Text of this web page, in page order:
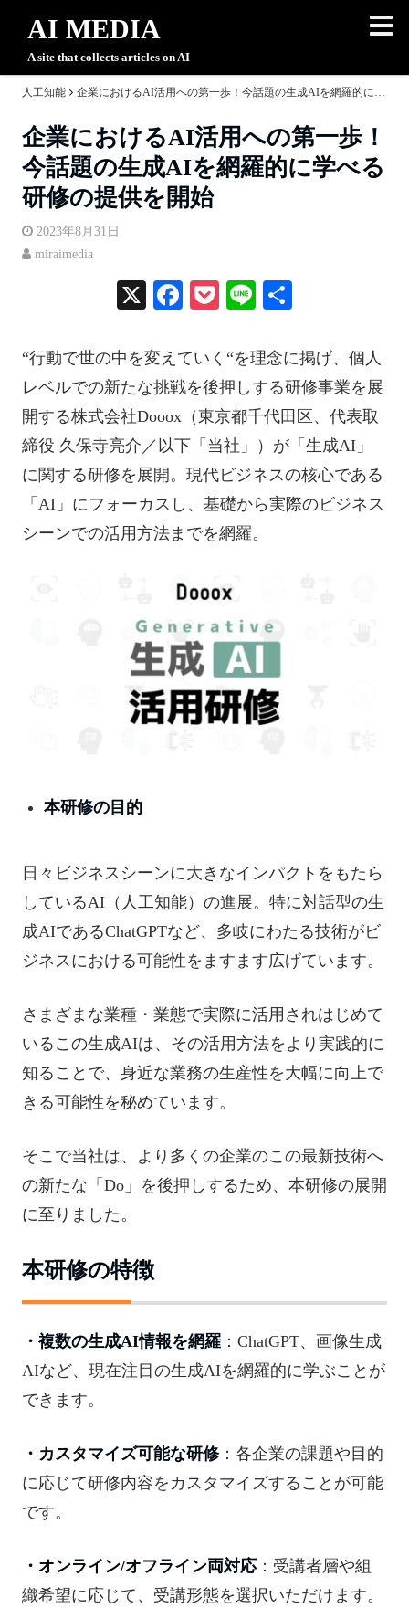
AI MEDIA
A site that collects articles on AI
人工知能 企業におけるAI活用への第一歩！今話題の生成AIを網羅的に学べる研修の提供を開始
企業におけるAI活用への第一歩！
今話題の生成AIを網羅的に学べる
研修の提供を開始
2023年8月31日
miraimedia
X
Fa
bo
ok
P
ke
t
Li
“行動で世の中を変えていく“を理念に掲げ、個人
レベルでの新たな挑戦を後押しする研修事業を展
開する株式会社Dooox（東京都千代田区、代表取
締役 久保寺亮介／以下「当社」）が「生成AI」
に関する研修を展開。現代ビジネスの核心である
「AI」にフォーカスし、基礎から実際のビジネス
シーンでの活用方法までを網羅。
本研修の目的
日々ビジネスシーンに大きなインパクトをもたら
しているAI（人工知能）の進展。特に対話型の生
成AIであるChatGPTなど、多岐にわたる技術がビ
ジネスにおける可能性をますます広げています。
さまざまな業種・業態で実際に活用されはじめて
いるこの生成AIは、その活用方法をより実践的に
知ることで、身近な業務の生産性を大幅に向上で
きる可能性を秘めています。
そこで当社は、より多くの企業のこの最新技術へ
の新たな「Do」を後押しするため、本研修の展開
に至りました。
本研修の特徴
・複数の生成AI情報を網羅 ：ChatGPT、画像生成
AIなど、現在注目の生成AIを網羅的に学ぶことが
できます。
・カスタマイズ可能な研修：各企業の課題や目的
に応じて研修内容をカスタマイズすることが可能
です。
・オンライン/オフライン両対応：受講者層や組
織希望に応じて、受講形態を選択いただけます。